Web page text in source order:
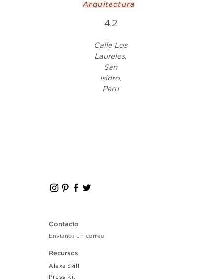
Arquitectura
4.2
Calle Los
Laureles,
San
Isidro,
Peru
Contacto
Envíanos un correo
Recursos
Alexa Skill
Press Kit